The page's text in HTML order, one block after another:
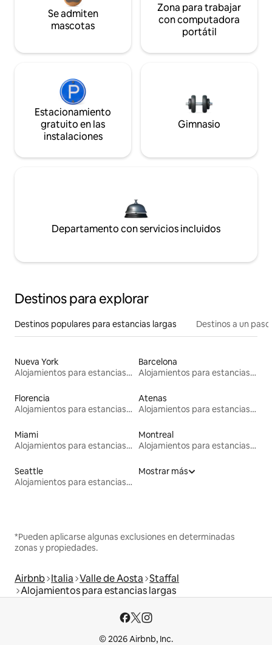
Se admiten
mascotas
Zona para trabajar
con computadora
portátil
Estacionamiento
gratuito en las
instalaciones
Gimnasio
Departamento con servicios incluidos
Destinos para explorar
Destinos populares para estancias largas Destinos a un
Nueva York
Alojamientos para estancias largas
Barcelona
Alojamientos para estancias largas
Florencia
Alojamientos para estancias largas
Atenas
Alojamientos para estancias largas
Miami
Alojamientos para estancias largas
Montreal
Alojamientos para estancias largas
Seattle
Alojamientos para estancias largas
Mostrar más
*Pueden aplicarse algunas exclusiones en determinadas
zonas y propiedades.
Airbnb Italia Valle de Aosta Staffal
Alojamientos para estancias largas
© 2026 Airbnb, Inc.